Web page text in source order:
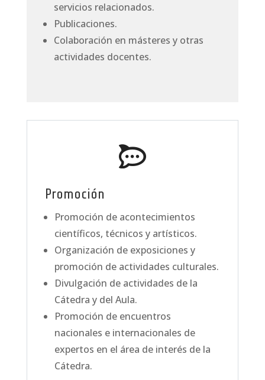
servicios relacionados.
Publicaciones.
Colaboración en másteres y otras
actividades docentes.

Promoción
Promoción de acontecimientos
científicos, técnicos y artísticos.
Organización de exposiciones y
promoción de actividades culturales.
Divulgación de actividades de la
Cátedra y del Aula.
Promoción de encuentros
nacionales e internacionales de
expertos en el área de interés de la
Cátedra.